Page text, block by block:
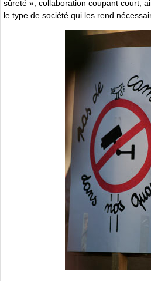
sûreté », collaboration coupant court,
le type de société qui les rend